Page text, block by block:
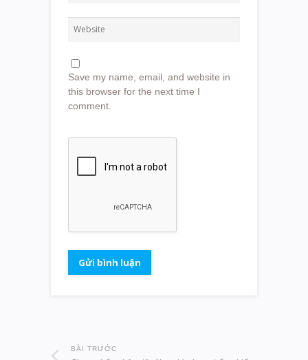
Save my name, email, and website in
this browser for the next time I
comment.
BÀI TRƯỚC